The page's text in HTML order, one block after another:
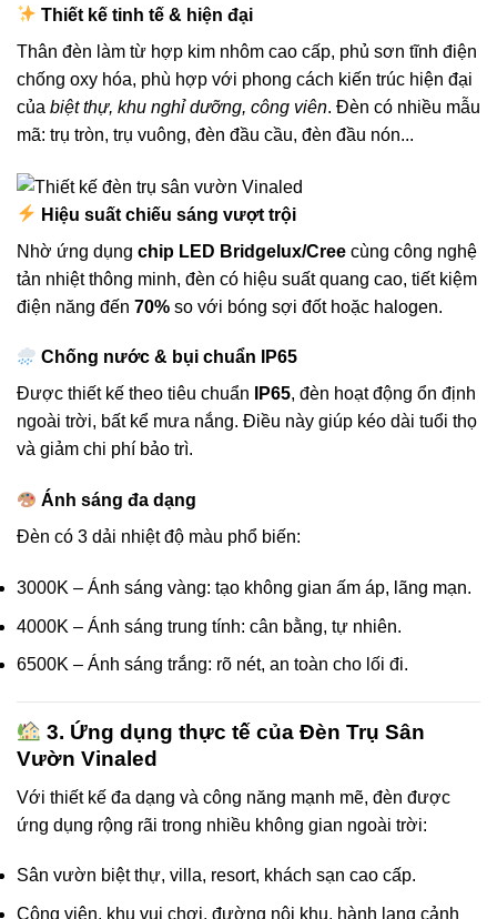
Thiết kế tinh tế & hiện đại
Thân đèn làm từ hợp kim nhôm cao cấp, phủ sơn tĩnh điện
chống oxy hóa, phù hợp với phong cách kiến trúc hiện đại
của biệt thự, khu nghỉ dưỡng, công viên. Đèn có nhiều mẫu
mã: trụ tròn, trụ vuông, đèn đầu cầu, đèn đầu nón...
Hiệu suất chiếu sáng vượt trội
Nhờ ứng dụng chip LED Bridgelux/Cree cùng công nghệ
tản nhiệt thông minh, đèn có hiệu suất quang cao, tiết kiệm
điện năng đến 70% so với bóng sợi đốt hoặc halogen.
Chống nước & bụi chuẩn IP65
Được thiết kế theo tiêu chuẩn
IP65, đèn hoạt động ổn định
ngoài trời, bất kể mưa nắng. Điều này giúp kéo dài tuổi thọ
và giảm chi phí bảo trì.
Ánh sáng đa dạng
Đèn có 3 dải nhiệt độ màu phổ biến:
3000K – Ánh sáng vàng: tạo không gian ấm áp, lãng mạn.
4000K – Ánh sáng trung tính: cân bằng, tự nhiên.
6500K – Ánh sáng trắng: rõ nét, an toàn cho lối đi.
3. Ứng dụng thực tế của Đèn Trụ Sân
Vườn Vinaled
Với thiết kế đa dạng và công năng mạnh mẽ, đèn được
ứng dụng rộng rãi trong nhiều không gian ngoài trời:
Sân vườn biệt thự, villa, resort, khách sạn cao cấp.
Công viên, khu vui chơi, đường nội khu, hành lang cảnh